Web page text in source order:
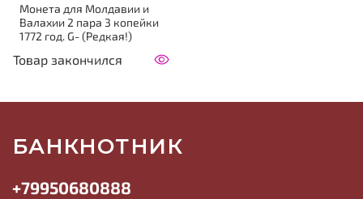
Монета для Молдавии и
Валахии 2 пара 3 копейки
1772 год. G- (Редкая!)
Товар закончился
+79950680888
БАНКНОТНИК